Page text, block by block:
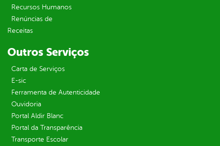
Recursos Humanos
Renúncias de
Receitas
Outros Serviços
Carta de Serviços
E-sic
Ferramenta de Autenticidade
Ouvidoria
Portal Aldir Blanc
Portal da Transparência
Transporte Escolar